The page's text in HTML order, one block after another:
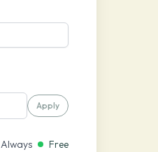
Apply
Always Free